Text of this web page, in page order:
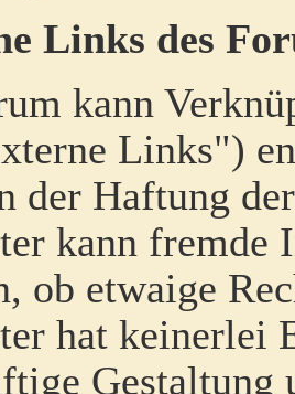
Links des
kann
Links")
der Haftung
kann fremde
ob etwaige
hat keinerlei
Gestaltung